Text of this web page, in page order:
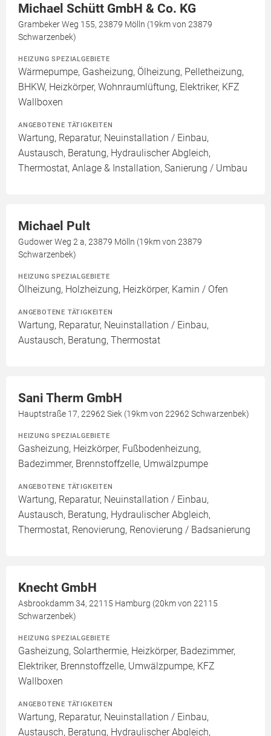
Michael Schütt GmbH & Co. KG
Grambeker Weg 155, 23879 Mölln (19km von 23879
Schwarzenbek)
HEIZUNG SPEZIALGEBIETE
Wärmepumpe, Gasheizung, Ölheizung, Pelletheizung,
BHKW, Heizkörper, Wohnraumlüftung, Elektriker, KFZ
Wallboxen
ANGEBOTENE TÄTIGKEITEN
Wartung, Reparatur, Neuinstallation / Einbau,
Austausch, Beratung, Hydraulischer Abgleich,
Thermostat, Anlage & Installation, Sanierung / Umbau
Michael Pult
Gudower Weg 2 a, 23879 Mölln (19km von 23879
Schwarzenbek)
HEIZUNG SPEZIALGEBIETE
Ölheizung, Holzheizung, Heizkörper, Kamin / Ofen
ANGEBOTENE TÄTIGKEITEN
Wartung, Reparatur, Neuinstallation / Einbau,
Austausch, Beratung, Thermostat
Sani Therm GmbH
Hauptstraße 17, 22962 Siek (19km von 22962 Schwarzenbek)
HEIZUNG SPEZIALGEBIETE
Gasheizung, Heizkörper, Fußbodenheizung,
Badezimmer, Brennstoffzelle, Umwälzpumpe
ANGEBOTENE TÄTIGKEITEN
Wartung, Reparatur, Neuinstallation / Einbau,
Austausch, Beratung, Hydraulischer Abgleich,
Thermostat, Renovierung, Renovierung / Badsanierung
Knecht GmbH
Asbrookdamm 34, 22115 Hamburg (20km von 22115
Schwarzenbek)
HEIZUNG SPEZIALGEBIETE
Gasheizung, Solarthermie, Heizkörper, Badezimmer,
Elektriker, Brennstoffzelle, Umwälzpumpe, KFZ
Wallboxen
ANGEBOTENE TÄTIGKEITEN
Wartung, Reparatur, Neuinstallation / Einbau,
Austausch, Beratung, Hydraulischer Abgleich,